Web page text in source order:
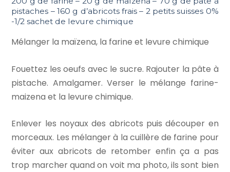
pistaches – 160 g d’abricots frais – 2 petits suisses 0%
-1/2 sachet de levure chimique
Mélanger la maïzena, la farine et levure chimique
Fouettez les oeufs avec le sucre. Rajouter la pâte à
pistache. Amalgamer. Verser le mélange farine-
maizena et la levure chimique.
Enlever les noyaux des abricots puis découper en
morceaux. Les mélanger à la cuillère de farine pour
éviter aux abricots de retomber enfin ça a pas
trop marcher quand on voit ma photo, ils sont bien